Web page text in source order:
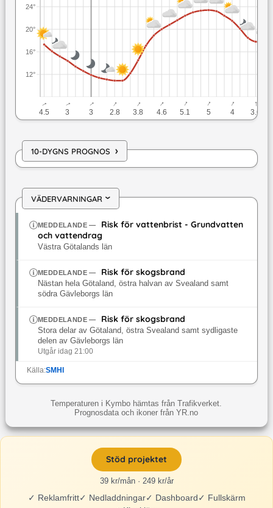
12°
16°
20°
24°
↓
4.5
↓
3
↓
3
↓
2.8
↓
3.8
↓
4.6
↓
5.1
↓
5
↓
4
↓
3.6
10-DYGNS PROGNOS ›
VÄDERVARNINGAR›
MEDDELANDE—
Risk för vattenbrist - Grundvatten
och vattendrag
Västra Götalands län
MEDDELANDE— Risk för skogsbrand
Nästan hela Götaland, östra halvan av Svealand samt
södra Gävleborgs län
MEDDELANDE— Risk för skogsbrand
Stora delar av Götaland, östra Svealand samt sydligaste
delen av Gävleborgs län
Utgår idag 21:00
Källa:SMHI
Temperaturen i Kymbo hämtas från Trafikverket.
Prognosdata och ikoner från YR.no
Stöd projektet
39 kr/mån · 249 kr/år
✓ Reklamfritt✓ Nedladdningar✓ Dashboard✓ Fullskärm